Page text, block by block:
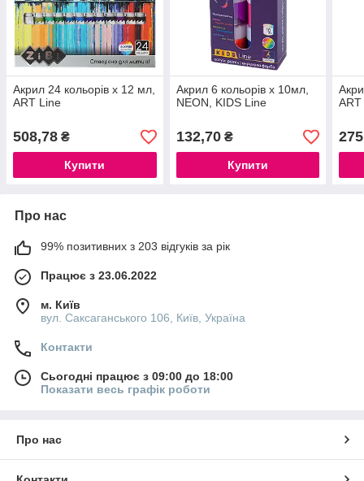
Акрил 24 кольорів х 12 мл,
ART Line
508,78 ₴
Купити
Акрил 6 кольорів х 10мл,
NEON, KIDS Line
132,70₴
Купити
Про нас
99% позитивних з 203 відгуків за рік
Працює з 23.06.2022
м. Київ
вул. Саксаганського 106, Київ, Україна
Контакти
Сьогодні працює з 09:00 до 18:00
Показати весь графік роботи
Про нас